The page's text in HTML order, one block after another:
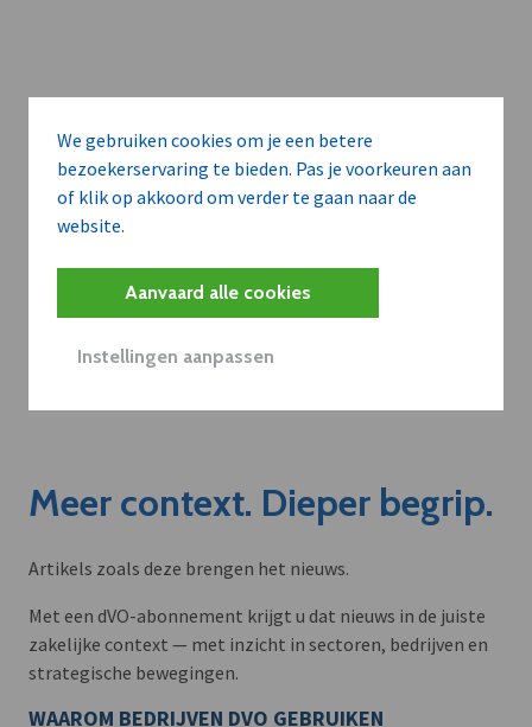
We gebruiken cookies om je een betere
bezoekerservaring te bieden. Pas je voorkeuren aan
of klik op akkoord om verder te gaan naar de
website.
Aanvaard alle cookies
Instellingen aanpassen
Meer context. Dieper begrip.
Artikels zoals deze brengen het nieuws.
Met een dVO-abonnement krijgt u dat nieuws in de juiste
zakelijke context — met inzicht in sectoren, bedrijven en
strategische bewegingen.
WAAROM BEDRIJVEN DVO GEBRUIKEN